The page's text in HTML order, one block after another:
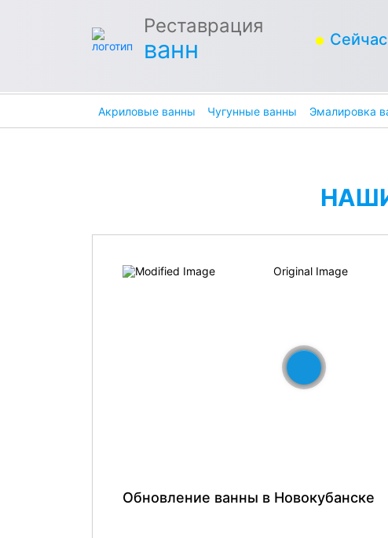
Реставрация
ванн
Акриловые ванны Чугунные ванны Эмалировка
Обновление ванны в Новокубанске